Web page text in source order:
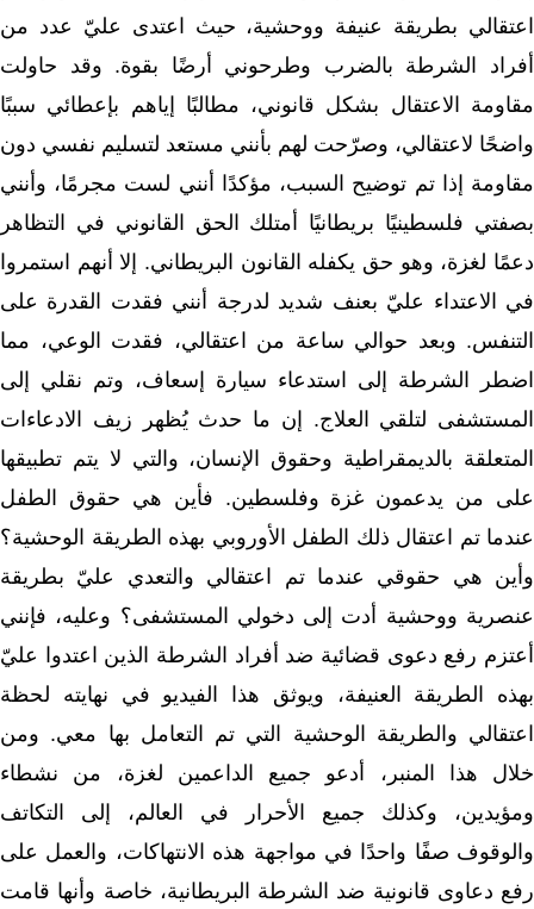
اعتقالي بطريقة عنيفة ووحشية، حيث اعتدى عليّ عدد من
أفراد الشرطة بالضرب وطرحوني أرضًا بقوة. وقد حاولت
مقاومة الاعتقال بشكل قانوني، مطالبًا إياهم بإعطائي سببًا
واضحًا لاعتقالي، وصرّحت لهم بأنني مستعد لتسليم نفسي دون
مقاومة إذا تم توضيح السبب، مؤكدًا أنني لست مجرمًا، وأنني
بصفتي فلسطينيًا بريطانيًا أمتلك الحق القانوني في التظاهر
دعمًا لغزة، وهو حق يكفله القانون البريطاني. إلا أنهم استمروا
في الاعتداء عليّ بعنف شديد لدرجة أنني فقدت القدرة على
التنفس. وبعد حوالي ساعة من اعتقالي، فقدت الوعي، مما
اضطر الشرطة إلى استدعاء سيارة إسعاف، وتم نقلي إلى
المستشفى لتلقي العلاج. إن ما حدث يُظهر زيف الادعاءات
المتعلقة بالديمقراطية وحقوق الإنسان، والتي لا يتم تطبيقها
على من يدعمون غزة وفلسطين. فأين هي حقوق الطفل
عندما تم اعتقال ذلك الطفل الأوروبي بهذه الطريقة الوحشية؟
وأين هي حقوقي عندما تم اعتقالي والتعدي عليّ بطريقة
عنصرية ووحشية أدت إلى دخولي المستشفى؟ وعليه، فإنني
أعتزم رفع دعوى قضائية ضد أفراد الشرطة الذين اعتدوا عليّ
بهذه الطريقة العنيفة، ويوثق هذا الفيديو في نهايته لحظة
اعتقالي والطريقة الوحشية التي تم التعامل بها معي. ومن
خلال هذا المنبر، أدعو جميع الداعمين لغزة، من نشطاء
ومؤيدين، وكذلك جميع الأحرار في العالم، إلى التكاتف
والوقوف صفًا واحدًا في مواجهة هذه الانتهاكات، والعمل على
رفع دعاوى قانونية ضد الشرطة البريطانية، خاصة وأنها قامت